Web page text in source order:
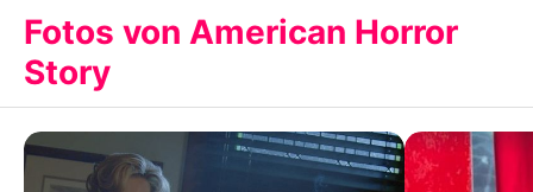
Datenschutzerklärung
Utiq verwalten
Fotos von American Horror
Story